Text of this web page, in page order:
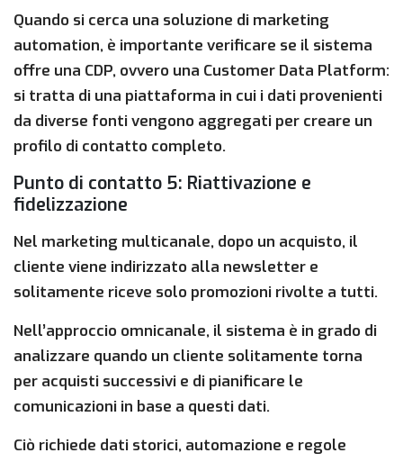
Quando si cerca una soluzione di marketing
automation, è importante verificare se il sistema
offre una CDP, ovvero una Customer Data Platform:
si tratta di una piattaforma in cui i dati provenienti
da diverse fonti vengono aggregati per creare un
profilo di contatto completo.
Punto di contatto 5: Riattivazione e
fidelizzazione
Nel marketing multicanale, dopo un acquisto, il
cliente viene indirizzato alla newsletter e
solitamente riceve solo promozioni rivolte a tutti.
Nell’approccio omnicanale, il sistema è in grado di
analizzare quando un cliente solitamente torna
per acquisti successivi e di pianificare le
comunicazioni in base a questi dati.
Ciò richiede dati storici, automazione e regole